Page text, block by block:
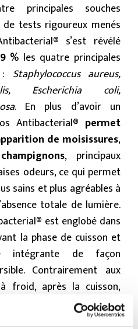
principales souches
tests rigoureux menés
s’est révélé
% les quatre principales
Staphylococcus aureus,
Escherichia coli,
. En plus d’avoir un
Antibacterial® permet
de moisissures,
, principaux
odeurs, ce qui permet
sains et plus agréables à
totale de lumière.
est englobé dans
la phase de cuisson et
intégrante de façon
Contrairement aux
froid, après la cuisson,
antibactériende
au temps et à l’usure.